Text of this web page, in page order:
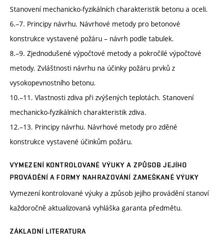
Stanovení mechanicko-fyzikálních charakteristik betonu a oceli.
6.–7. Principy návrhu. Návrhové metody pro betonové
konstrukce vystavené požáru – návrh podle tabulek.
8.–9. Zjednodušené výpočtové metody a pokročilé výpočtové
metody. Zvláštnosti návrhu na účinky požáru prvků z
vysokopevnostního betonu.
10.–11. Vlastnosti zdiva při zvýšených teplotách. Stanovení
mechanicko-fyzikálních charakteristik zdiva.
12.–13. Principy návrhu. Návrhové metody pro zděné
konstrukce vystavené účinkům požáru.
VYMEZENÍ KONTROLOVANÉ VÝUKY A ZPŮSOB JEJÍHO
PROVÁDĚNÍ A FORMY NAHRAZOVÁNÍ ZAMEŠKANÉ VÝUKY
Vymezení kontrolované výuky a způsob jejího provádění stanoví
každoročně aktualizovaná vyhláška garanta předmětu.
ZÁKLADNÍ LITERATURA